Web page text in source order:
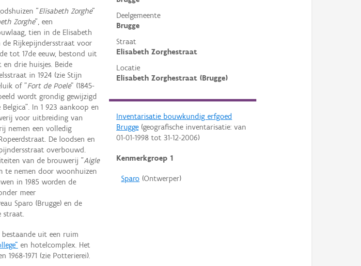
Deelgemeente
Brugge
Straat
Elisabeth Zorghestraat
Locatie
Elisabeth Zorghestraat (Brugge)
Inventarisatie bouwkundig erfgoed
Brugge(geografische inventarisatie: van
01-01-1998tot 31-12-2006)
Kenmerkgroep 1
Sparo (Ontwerper)
"Elisabeth Zorghe"
Zorghe", een
tien in de Elisabeth
Rijkepijndersstraat voor
tot 17de eeuw, bestond uit
drie huisjes. Beide
in 1924 (zie Stijn
of "Fort de Poele" (1845-
wordt grondig gewijzigd
In 1 923 aankoop en
voor uitbreiding van
nemen een volledig
De loodsen en
overbouwd.
van de brouwerij "Aigle
te nemen door woonhuizen
in 1985 worden de
meer
Sparo (Brugge) en de
straat.
uit een ruim
en hotelcomplex. Het
1971 (zie Potterierei).